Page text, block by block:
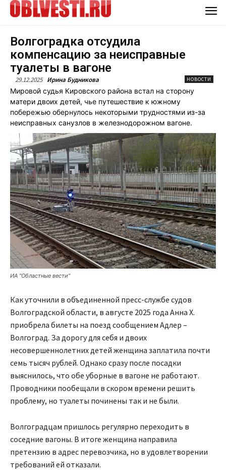
Волгоградка отсудила
компенсацию за неисправные
туалеты в вагоне
29.12.2025 Ирина Будникова НОВОСТИ
Мировой судья Кировского района встал на сторону
матери двоих детей, чье путешествие к южному
побережью обернулось некоторыми трудностями из-за
неисправных санузлов в железнодорожном вагоне.
ИА "Областные вести"
Как уточнили в объединенной пресс-службе судов
Волгоградской области, в августе 2025 года Анна Х.
приобрела билеты на поезд сообщением Адлер –
Волгоград. За дорогу для себя и двоих
несовершеннолетних детей женщина заплатила почти
семь тысяч рублей. Однако сразу после посадки
выяснилось, что обе уборные в вагоне не работают.
Проводники пообещали в скором времени решить
проблему, но туалеты починены так и не были.
Волгоградцам пришлось регулярно переходить в
соседние вагоны. В итоге женщина направила
претензию в адрес перевозчика, но в удовлетворении
требований ей отказали.